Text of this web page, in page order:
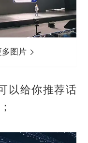
图片
以给你推荐话